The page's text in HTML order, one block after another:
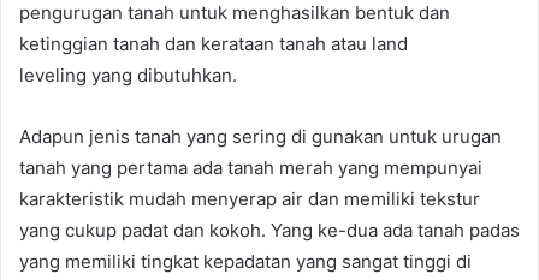
pengurugan tanah untuk menghasilkan bentuk dan
ketinggian tanah dan kerataan tanah atau land
leveling yang dibutuhkan.
Adapun jenis tanah yang sering di gunakan untuk urugan
tanah yang pertama ada tanah merah yang mempunyai
karakteristik mudah menyerap air dan memiliki tekstur
yang cukup padat dan kokoh. Yang ke-dua ada tanah padas
yang memiliki tingkat kepadatan yang sangat tinggi di